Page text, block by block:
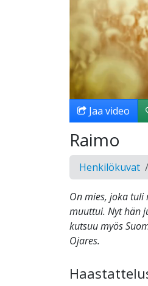
Jaa video
Raimo
Henkilökuvat
On mies, joka tuli
muuttui. Nyt hän
kutsuu myös
Ojares.